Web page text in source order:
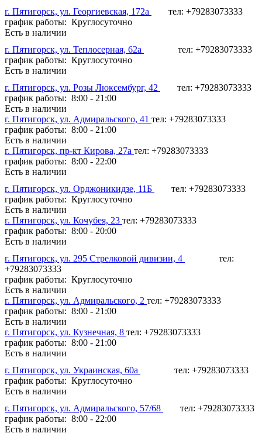
г. Пятигорск, ул. Георгиевская, 172а
тел: +79283073333
график работы: Круглосуточно
Есть в наличии
г. Пятигорск, ул. Теплосерная, 62а
тел: +79283073333
график работы: Круглосуточно
Есть в наличии
г. Пятигорск, ул. Розы Люксембург, 42
тел: +79283073333
график работы: 8:00 - 21:00
Есть в наличии
г. Пятигорск, ул. Адмиральского, 41 тел: +79283073333
график работы: 8:00 - 21:00
Есть в наличии
г. Пятигорск, пр-кт Кирова, 27а тел: +79283073333
график работы: 8:00 - 22:00
Есть в наличии
г. Пятигорск, ул. Орджоникидзе, 11Б
тел: +79283073333
график работы: Круглосуточно
Есть в наличии
г. Пятигорск, ул. Кочубея, 23 тел: +79283073333
график работы: 8:00 - 20:00
Есть в наличии
г. Пятигорск, ул. 295 Стрелковой дивизии, 4
тел:
+79283073333
график работы: Круглосуточно
Есть в наличии
г. Пятигорск, ул. Адмиральского, 2 тел: +79283073333
график работы: 8:00 - 21:00
Есть в наличии
г. Пятигорск, ул. Кузнечная, 8 тел: +79283073333
график работы: 8:00 - 21:00
Есть в наличии
г. Пятигорск, ул. Украинская, 60а
тел: +79283073333
график работы: Круглосуточно
Есть в наличии
г. Пятигорск, ул. Адмиральского, 57/68
тел: +79283073333
график работы: 8:00 - 22:00
Есть в наличии